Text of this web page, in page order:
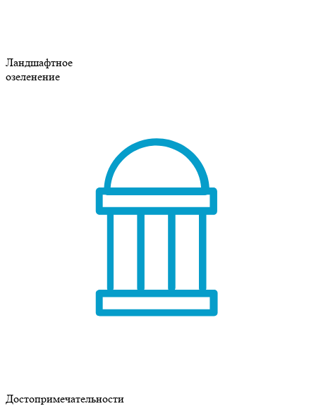
Ландшафтное
озеленение
Достопримечательности